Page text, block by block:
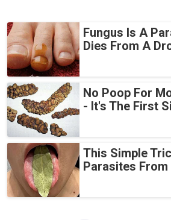
Fungus Is A
Dies From A
No Poop For
- It's The First
This Simple
Parasites From